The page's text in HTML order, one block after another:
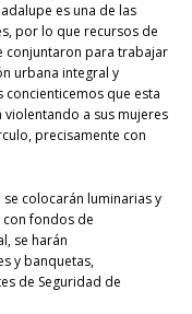
es una de las
por lo que recursos de
conjuntaron para trabajar
urbana integral y
que esta
a sus mujeres
precisamente con
colocarán luminarias y
con fondos de
se harán
y banquetas,
de Seguridad de